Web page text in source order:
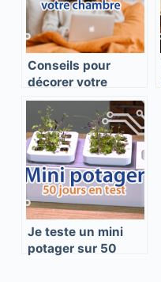
Conseils pour
décorer votre
chambre comme un
véritable pro !
Je teste un mini
potager sur 50